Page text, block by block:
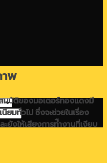
พ
มบัติของมอเตอร์ทองแดงมี
ยมทั่วไป ซึ่งจะช่วยในเรื่อง
ยังให้เสียงการทืำงานที่เงียบ